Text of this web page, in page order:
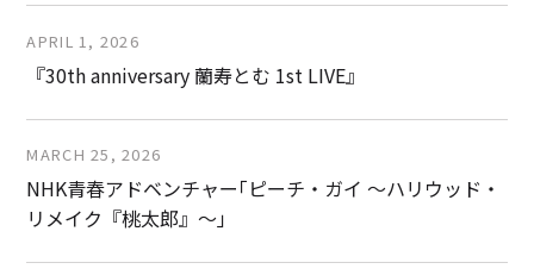
APRIL 1, 2026
『30th anniversary 蘭寿とむ 1st LIVE』
MARCH 25, 2026
NHK青春アドベンチャー｢ピーチ・ガイ ～ハリウッド・
リメイク『桃太郎』～｣